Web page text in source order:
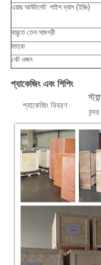
এয়ার আউটলেট: পাইপ ব্যাস (ইঞ্চি)
বায়ুতে তেল সামগ্রী
মাত্রা
নেট ওজন
প্যাকেজিং এবং শিপিং
প্যাকেজিং বিবরণ
বন্দর